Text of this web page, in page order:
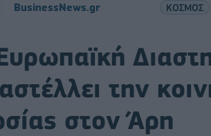
BusinessNews.gr ΚΟΣΜΟΣ
την
στον Άρη